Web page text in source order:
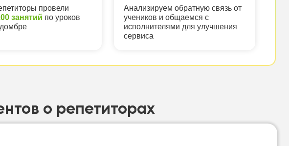
провели
занятий по уроков
Анализируем обратную связь от
учеников и общаемся с
исполнителями для улучшения
сервиса
о репетиторах